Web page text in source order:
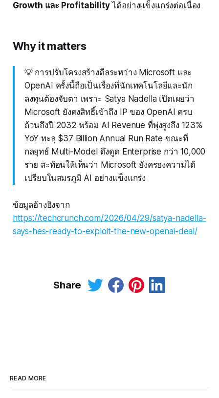
Growth และ Profitabilityได้อย่างแข็งแกร่งต่อเนื่อง
Why it matters
💡 การปรับโครงสร้างดีลระหว่าง Microsoft และ
OpenAI ครั้งนี้ถือเป็นเรื่องที่นักเทคโนโลยีและนัก
ลงทุนต้องจับตา เพราะ Satya Nadella เปิดเผยว่า
Microsoft ยังคงสิทธิ์เข้าถึง IP ของ OpenAI ครบ
ถ้วนถึงปี 2032 พร้อม AI Revenue ที่พุ่งสูงถึง 123%
YoY ทะลุ $37 Billion Annual Run Rate ขณะที่
กลยุทธ์ Multi-Model ดึงดูด Enterprise กว่า 10,000
ราย สะท้อนให้เห็นว่า Microsoft ยังครองความได้
เปรียบในสมรภูมิ AI อย่างแข็งแกร่ง
ข้อมูลอ้างอิงจาก
https://techcrunch.com/2026/04/29/satya-nadella-
says-hes-ready-to-exploit-the-new-openai-deal/
Share
READ MORE